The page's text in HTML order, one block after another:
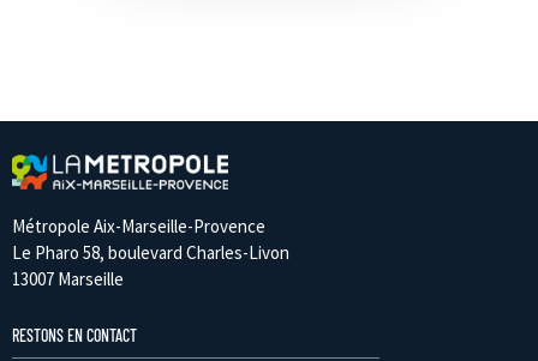
Métropole Aix-Marseille-Provence
Le Pharo 58, boulevard Charles-Livon
13007 Marseille
RESTONS EN CONTACT